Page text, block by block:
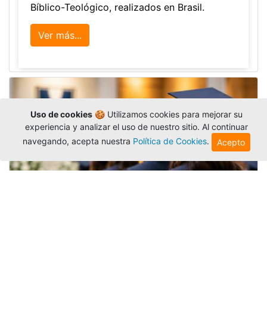
Bíblico-Teológico, realizados en Brasil.
Ver más...
Uso de cookies🍪 Utilizamos cookies para mejorar su
experiencia y analizar el uso de nuestro sitio. Al continuar
navegando, acepta nuestra Política de Cookies. Acepto